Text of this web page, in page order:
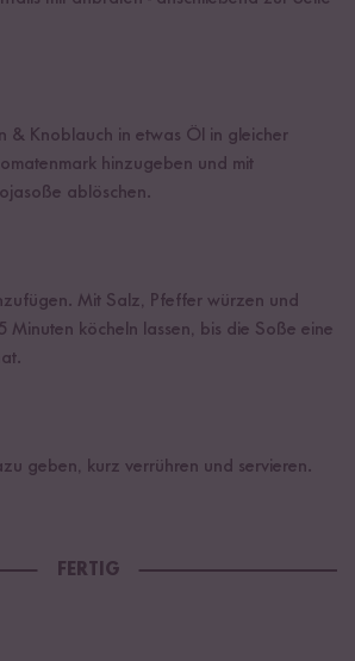
& Knoblauch in etwas Öl in gleicher
hinzugeben und mit
ablöschen.
Mit Salz, Pfeffer würzen und
Minuten köcheln lassen, bis die Soße eine
geben, kurz verrühren und servieren.
FERTIG